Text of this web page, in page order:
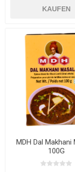
KAUFEN
MDH Dal Makhani
100G